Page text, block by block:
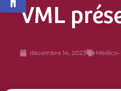
VML
décembre 14, 2023